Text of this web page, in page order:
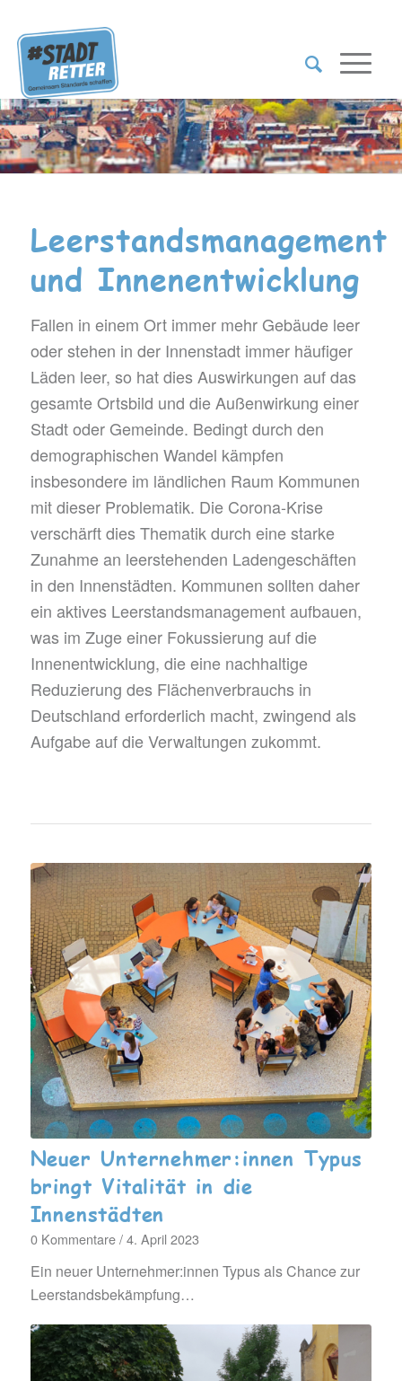
Leerstandsmanagement
und Innenentwicklung
Fallen in einem Ort immer mehr Gebäude leer
oder stehen in der Innenstadt immer häufiger
Läden leer, so hat dies Auswirkungen auf das
gesamte Ortsbild und die Außenwirkung einer
Stadt oder Gemeinde. Bedingt durch den
demographischen Wandel kämpfen
insbesondere im ländlichen Raum Kommunen
mit dieser Problematik. Die Corona-Krise
verschärft dies Thematik durch eine starke
Zunahme an leerstehenden Ladengeschäften
in den Innenstädten. Kommunen sollten daher
ein aktives Leerstandsmanagement aufbauen,
was im Zuge einer Fokussierung auf die
Innenentwicklung, die eine nachhaltige
Reduzierung des Flächenverbrauchs in
Deutschland erforderlich macht, zwingend als
Aufgabe auf die Verwaltungen zukommt.
Neuer Unternehmer:innen Typus
bringt Vitalität in die
Innenstädten
0 Kommentare / 4. April 2023
Ein neuer Unternehmer:innen Typus als Chance zur
Leerstandsbekämpfung…